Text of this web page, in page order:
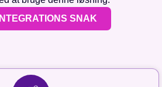
SNAK